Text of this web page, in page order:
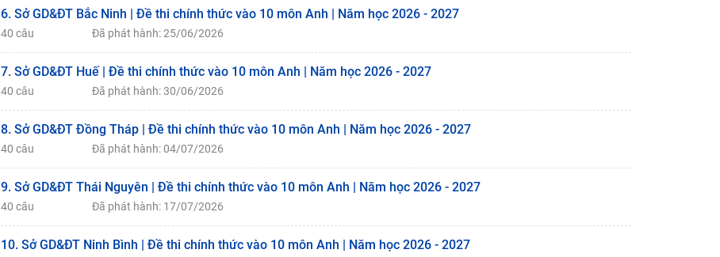
6. Sở GD&ĐT Bắc Ninh | Đề thi chính thức vào 10 môn Anh | Năm học 2026 - 2027
40 câu Đã phát hành: 25/06/2026
7. Sở GD&ĐT Huế | Đề thi chính thức vào 10 môn Anh | Năm học 2026 - 2027
40 câu Đã phát hành: 30/06/2026
8. Sở GD&ĐT Đồng Tháp | Đề thi chính thức vào 10 môn Anh | Năm học 2026 - 2027
40 câu Đã phát hành: 04/07/2026
9. Sở GD&ĐT Thái Nguyên | Đề thi chính thức vào 10 môn Anh | Năm học 2026 - 2027
40 câu Đã phát hành: 17/07/2026
10. Sở GD&ĐT Ninh Bình | Đề thi chính thức vào 10 môn Anh | Năm học 2026 - 2027